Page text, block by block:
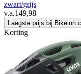
zwart/grijs
v.a.149,98
Laagste prijs bij
Korting